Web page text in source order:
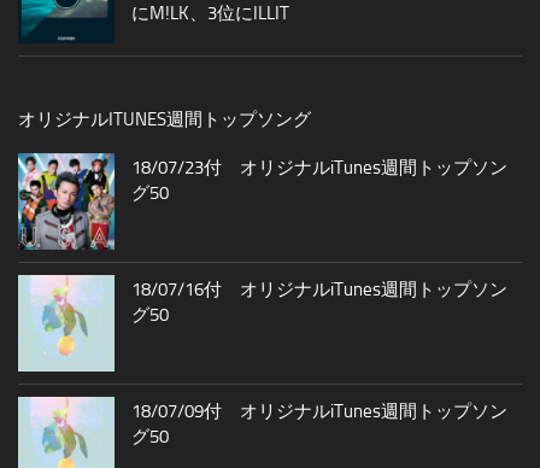
にM!LK、3位にILLIT
オリジナルITUNES週間トップソング
18/07/23付 オリジナルiTunes週間トップソン
グ50
18/07/16付 オリジナルiTunes週間トップソン
グ50
18/07/09付 オリジナルiTunes週間トップソン
グ50